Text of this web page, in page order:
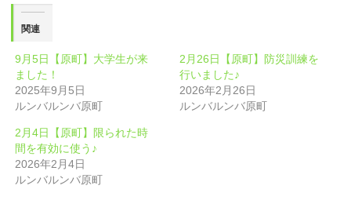
関連
9月5日【原町】大学生が来
ました！
2025年9月5日
ルンバルンバ原町
2月26日【原町】防災訓練を
行いました♪
2026年2月26日
ルンバルンバ原町
2月4日【原町】限られた時
間を有効に使う♪
2026年2月4日
ルンバルンバ原町